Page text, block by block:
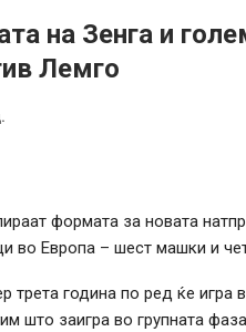
на Зенга и
Лемго
формата за новата
во Европа – шест машки и
година по ред ќе игра
што заигра во групната